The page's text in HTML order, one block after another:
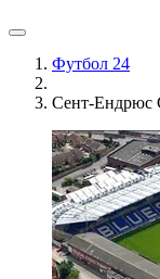
Футбол 24
Сент-Ендрюс